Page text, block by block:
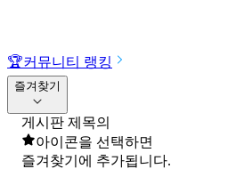
🏆커뮤니티 랭킹
즐겨찾기
게시판 제목의
아이콘을 선택하면
즐겨찾기에 추가됩니다.